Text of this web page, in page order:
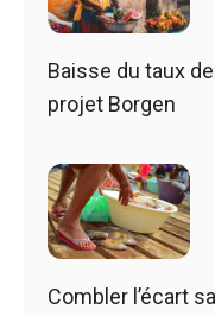
Baisse du taux
projet Borgen
Combler l’écart